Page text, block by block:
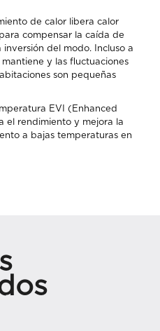
de calor libera calor
compensar la caída de
del modo. Incluso a
y las fluctuaciones
son pequeñas
EVI (Enhanced
el rendimiento y mejora la
a bajas temperaturas en